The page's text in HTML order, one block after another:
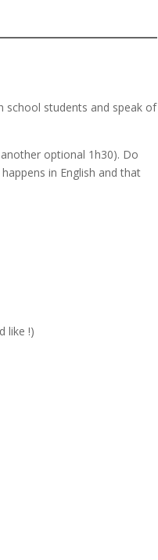
school students and speak of
optional 1h30). Do
in English and that
like !)